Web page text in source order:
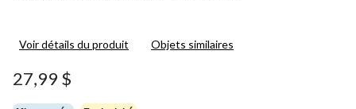
Voir détails du produit Objets similaires
27,99 $